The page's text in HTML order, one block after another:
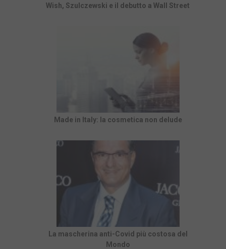
Wish, Szulczewski e il debutto a Wall Street
Made in Italy: la cosmetica non delude
La mascherina anti-Covid più costosa del
Mondo